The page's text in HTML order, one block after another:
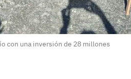
con una inversión de 28 millones